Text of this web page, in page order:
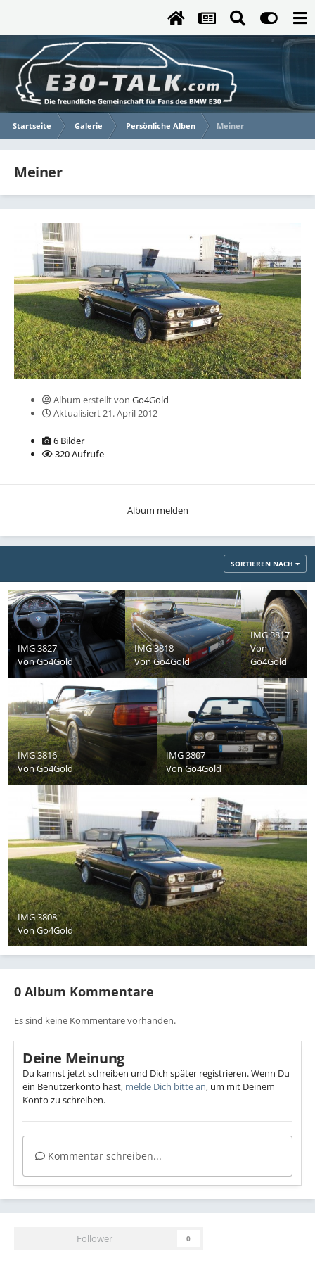
Startseite Galerie Persönliche Alben Meiner
Meiner
Album erstellt von Go4Gold
Aktualisiert 21. April 2012
6 Bilder
320 Aufrufe
Album melden
SORTIEREN NACH
IMG 3827
VonGo4Gold
IMG 3818
VonGo4Gold
IMG 3817
Von
Go4Gold
IMG 3816
VonGo4Gold
IMG 3807
VonGo4Gold
IMG 3808
VonGo4Gold
0 Album Kommentare
Es sind keine Kommentare vorhanden.
Deine Meinung
Du kannst jetzt schreiben und Dich später registrieren. Wenn Du
ein Benutzerkonto hast, melde Dich bitte an, um mit Deinem
Konto zu schreiben.
Kommentar schreiben...
Follower 0